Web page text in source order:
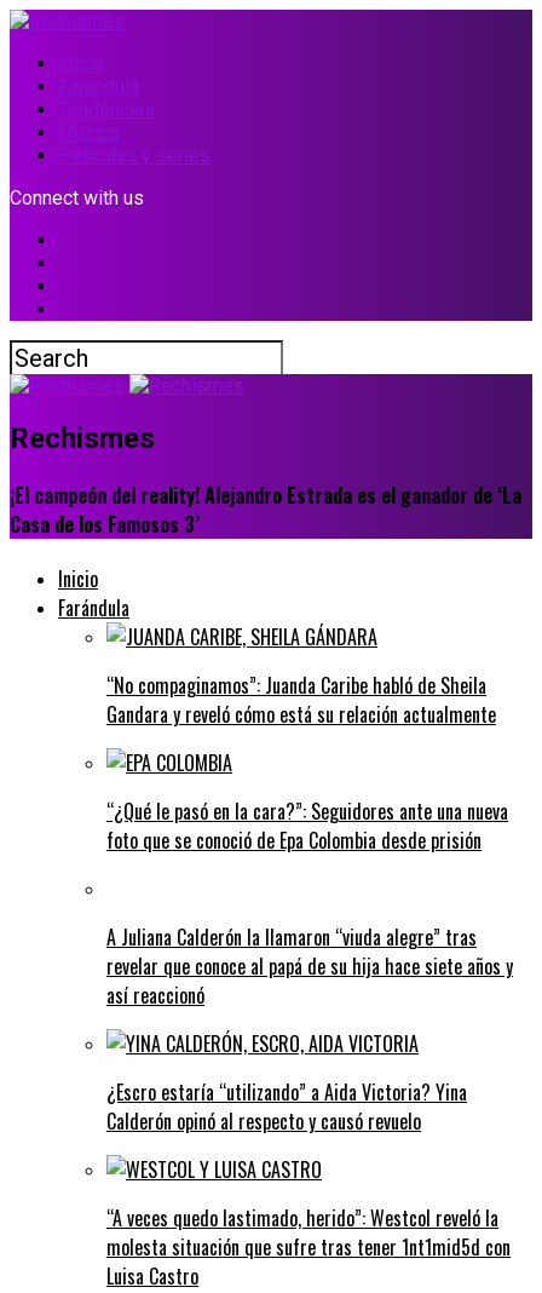
Inicio
Farándula
Tendencias
Música
Películas y series
Connect with us
Rechismes
¡El campeón del reality! Alejandro Estrada es el ganador de ‘La
Casa de los Famosos 3’
Inicio
Farándula
“No compaginamos”: Juanda Caribe habló de Sheila
Gandara y reveló cómo está su relación actualmente
“¿Qué le pasó en la cara?”: Seguidores ante una nueva
foto que se conoció de Epa Colombia desde prisión
A Juliana Calderón la llamaron “viuda alegre” tras
revelar que conoce al papá de su hija hace siete años y
así reaccionó
¿Escro estaría “utilizando” a Aida Victoria? Yina
Calderón opinó al respecto y causó revuelo
“A veces quedo lastimado, herido”: Westcol reveló la
molesta situación que sufre tras tener 1nt1mid5d con
Luisa Castro